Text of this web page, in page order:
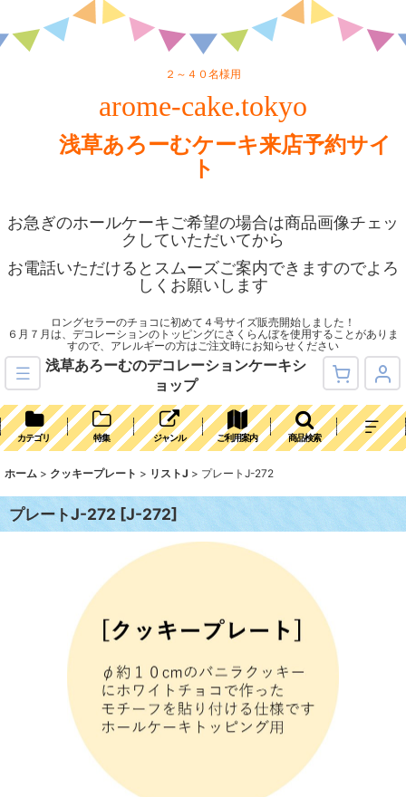
２～４０名様用
arome-cake.tokyo
浅草あろーむケーキ来店予約サイ
ト
お急ぎのホールケーキご希望の場合は商品画像チェッ
クしていただいてから
お電話いただけるとスムーズご案内できますのでよろ
しくお願いします
ロングセラーのチョコに初めて４号サイズ販売開始しました！
６月７月は、デコレーションのトッピングにさくらんぼを使用することがありま
すので、アレルギーの方はご注文時にお知らせください
浅草あろーむのデコレーションケーキシ
ョップ
カテゴリ 特集 ジャンル ご利用案内 商品検索
ホーム > クッキープレート > リストJ > プレートJ-272
プレートJ-272 [J-272]